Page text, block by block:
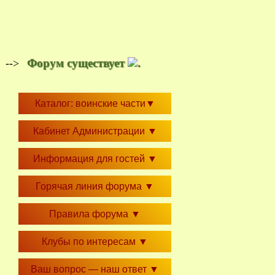
--> Форум существует .
Каталог: воинские части ▼
Кабинет Администрации ▼
Информация для гостей ▼
Горячая линия форума ▼
Правила форума ▼
Клубы по интересам ▼
Ваш вопрос — наш ответ ▼